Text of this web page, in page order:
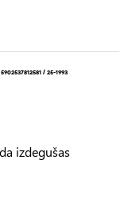
/ 25-1993
izdegušas